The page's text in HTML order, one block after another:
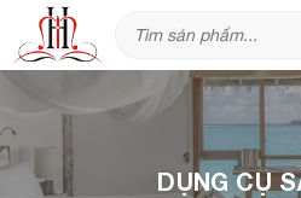
DỤNG CỤ